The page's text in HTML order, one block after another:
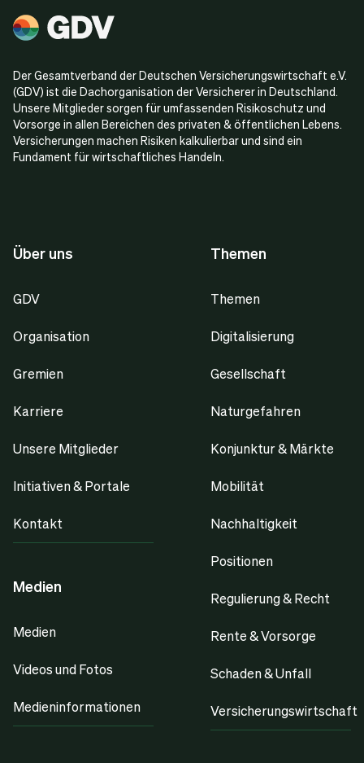
Der Gesamtverband der Deutschen Versicherungswirtschaft e.V.
(GDV) ist die Dachorganisation der Versicherer in Deutschland.
Unsere Mitglieder sorgen für umfassenden Risikoschutz und
Vorsorge in allen Bereichen des privaten & öffentlichen Lebens.
Versicherungen machen Risiken kalkulierbar und sind ein
Fundament für wirtschaftliches Handeln.
Über uns
GDV
Organisation
Gremien
Karriere
Unsere Mitglieder
Initiativen & Portale
Kontakt
Medien
Medien
Videos und Fotos
Medieninformationen
Themen
Themen
Digitalisierung
Gesellschaft
Naturgefahren
Konjunktur & Märkte
Mobilität
Nachhaltigkeit
Positionen
Regulierung & Recht
Rente & Vorsorge
Schaden & Unfall
Versicherungswirtschaft